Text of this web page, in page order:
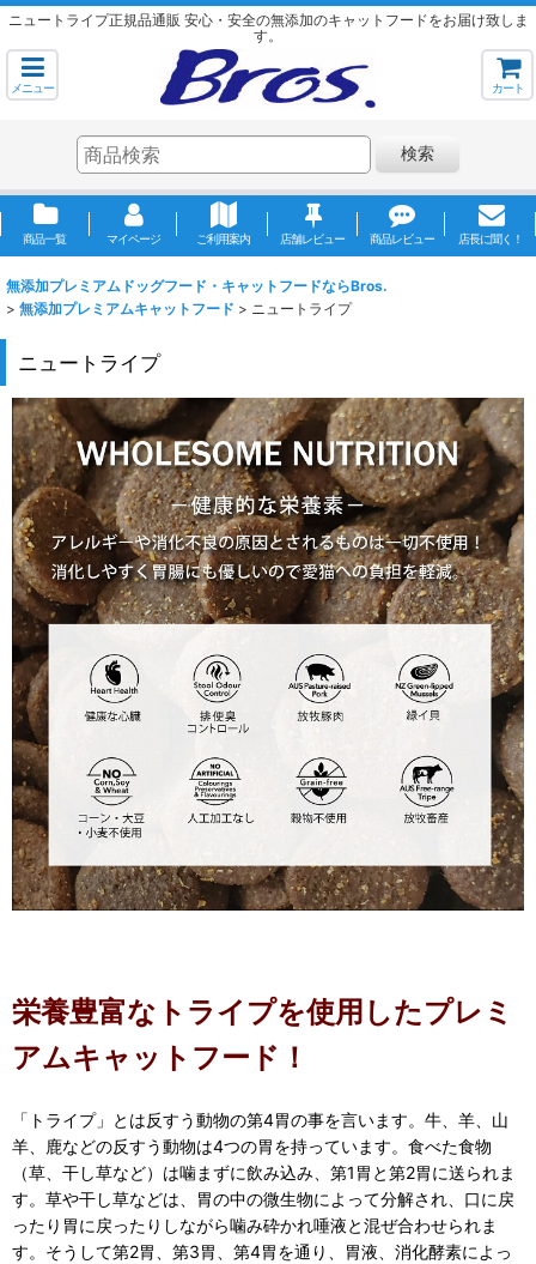
ニュートライプ正規品通販 安心・安全の無添加のキャットフードをお届け致しま
す。
メニュー カート
検索
商品一覧 マイページ ご利用案内 店舗レビュー 商品レビュー 店長に聞く！
無添加プレミアムドッグフード・キャットフードならBros.
> 無添加プレミアムキャットフード > ニュートライプ
ニュートライプ
栄養豊富なトライプを使用したプレミ
アムキャットフード！
「トライプ」とは反すう動物の第4胃の事を言います。牛、羊、山
羊、鹿などの反すう動物は4つの胃を持っています。食べた食物
（草、干し草など）は噛まずに飲み込み、第1胃と第2胃に送られま
す。草や干し草などは、胃の中の微生物によって分解され、口に戻
ったり胃に戻ったりしながら噛み砕かれ唾液と混ぜ合わせられま
す。そうして第2胃、第3胃、第4胃を通り、胃液、消化酵素によっ